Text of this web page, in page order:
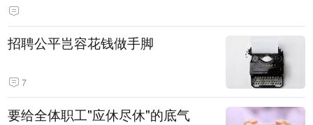
招聘公平岂容花钱做手脚
7
要给全体职工"应休尽休"的底气